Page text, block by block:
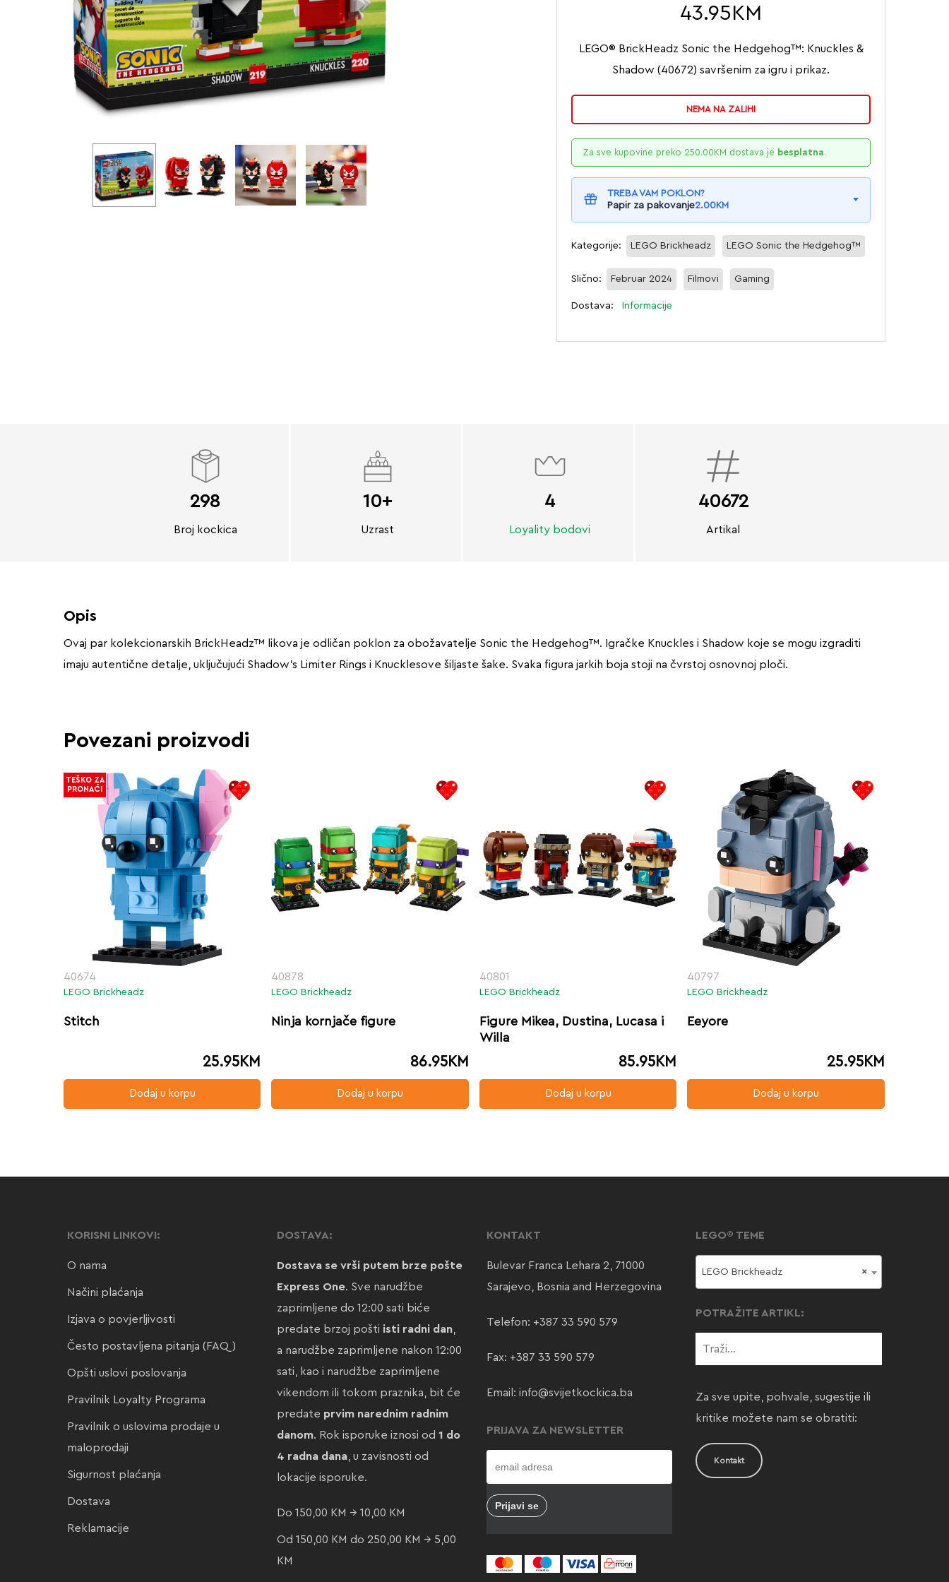
43.95 KM
LEGO® BrickHeadz Sonic the Hedgehog™: Knuckles &
Shadow (40672) savršenim za igru i prikaz.
NEMA NA ZALIHI
Za sve kupovine preko 250.00KM dostava je besplatna.
TREBA VAM POKLON?
Papir za pakovanje2.00KM
Kategorije: LEGO Brickheadz LEGO Sonic the Hedgehog™
Slično: Februar 2024 Filmovi Gaming
Dostava: Informacije
298
Broj kockica
10+
Uzrast
4
Loyality bodovi
40672
Artikal
Opis
Ovaj par kolekcionarskih BrickHeadz™ likova je odličan poklon za obožavatelje Sonic the Hedgehog™. Igračke Knuckles i Shadow koje se mogu izgraditi
imaju autentične detalje, uključujući Shadow’s Limiter Rings i Knucklesove šiljaste šake. Svaka figura jarkih boja stoji na čvrstoj osnovnoj ploči.
Povezani proizvodi
40674
LEGO Brickheadz
Stitch
25.95KM
Dodaj u korpu
TEŠKO ZA
PRONAĆI
40878
LEGO Brickheadz
Ninja kornjače figure
86.95KM
Dodaj u korpu
40801
LEGO Brickheadz
Figure Mikea, Dustina, Lucasa i
Willa
85.95KM
Dodaj u korpu
40797
LEGO Brickheadz
Eeyore
25.95KM
Dodaj u korpu
KORISNI LINKOVI:
O nama
Načini plaćanja
Izjava o povjerljivosti
Često postavljena pitanja (FAQ)
Opšti uslovi poslovanja
Pravilnik Loyalty Programa
Pravilnik o uslovima prodaje u
maloprodaji
Sigurnost plaćanja
Dostava
Reklamacije
DOSTAVA:
Dostava se vrši putem brze pošte
Express One. Sve narudžbe
zaprimljene do 12:00 sati biće
predate brzoj pošti isti radni dan,
a narudžbe zaprimljene nakon 12:00
sati, kao i narudžbe zaprimljene
vikendom ili tokom praznika, bit će
predate prvim narednim radnim
danom. Rok isporuke iznosi od 1 do
4 radna dana, u zavisnosti od
lokacije isporuke.
Do 150,00 KM → 10,00 KM
Od 150,00 KM do 250,00 KM → 5,00
KM
KONTAKT
Bulevar Franca Lehara 2, 71000
Sarajevo, Bosnia and Herzegovina
Telefon: +387 33 590 579
Fax: +387 33 590 579
Email: info@svijetkockica.ba
PRIJAVA ZA NEWSLETTER
LEGO® TEME
×
LEGO Brickheadz
POTRAŽITE ARTIKL:
Za sve upite, pohvale, sugestije ili
kritike možete nam se obratiti:
Kontakt